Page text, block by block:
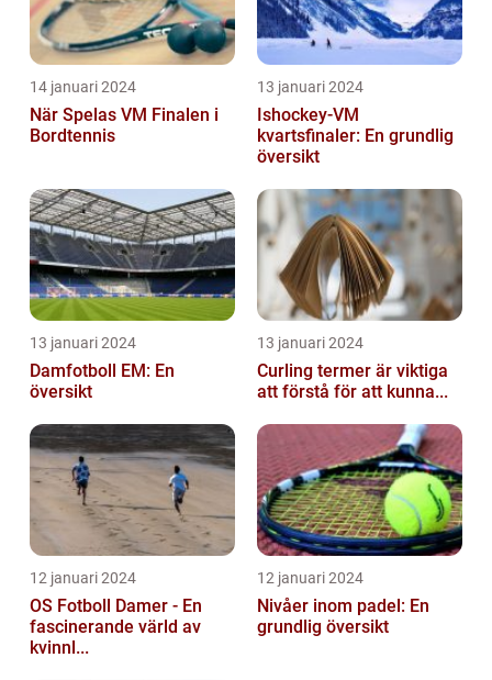
14 januari 2024
När Spelas VM Finalen i
Bordtennis
13 januari 2024
Ishockey-VM
kvartsfinaler: En grundlig
översikt
13 januari 2024
Damfotboll EM: En
översikt
13 januari 2024
Curling termer är viktiga
att förstå för att kunna...
12 januari 2024
OS Fotboll Damer - En
fascinerande värld av
kvinnl...
12 januari 2024
Nivåer inom padel: En
grundlig översikt